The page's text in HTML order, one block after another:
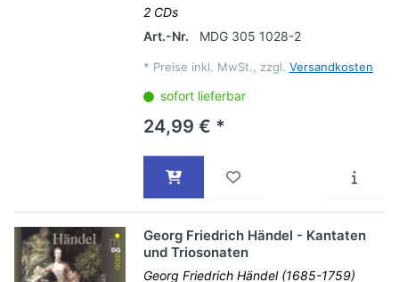
2 CDs
Art.-Nr.
MDG 305 1028-2
* Preise inkl. MwSt., zzgl. Versandkosten
sofort lieferbar
24,99 € *
Georg Friedrich Händel - Kantaten
und Triosonaten
Georg Friedrich Händel (1685-1759)